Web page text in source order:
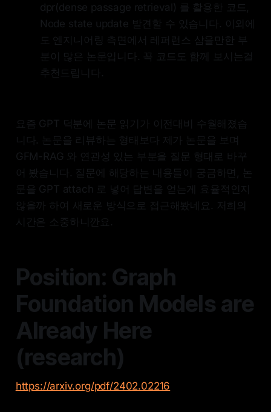
dpr(dense passage retrieval) 를 활용한 코드,
Node state update 발견할 수 있습니다. 이외에
도 엔지니어링 측면에서 레퍼런스 삼을만한 부
분이 많은 논문입니다. 꼭 코드도 함께 보시는걸
추천드립니다.
요즘 GPT 덕분에 논문 읽기가 이전대비 수월해졌습
니다. 논문을 리뷰하는 형태보다 제가 논문을 보며
GFM-RAG 와 연관성 있는 부분을 질문 형태로 바꾸
어 봤습니다. 질문에 해당하는 내용들이 궁금하면, 논
문을 GPT attach 로 넣어 답변을 얻는게 효율적인지
않을까 하여 새로운 방식으로 접근해봤네요. 저희의
시간은 소중하니깐요.
Position: Graph
Foundation Models are
Already Here
(research)
https://arxiv.org/pdf/2402.02216